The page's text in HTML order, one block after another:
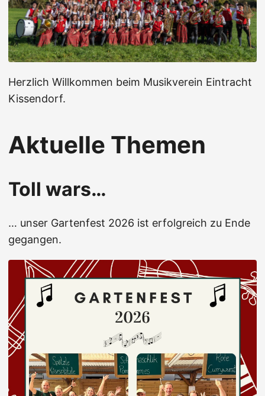
Herzlich Willkommen beim Musikverein Eintracht
Kissendorf.
Aktuelle Themen
Toll wars…
… unser Gartenfest 2026 ist erfolgreich zu Ende
gegangen.